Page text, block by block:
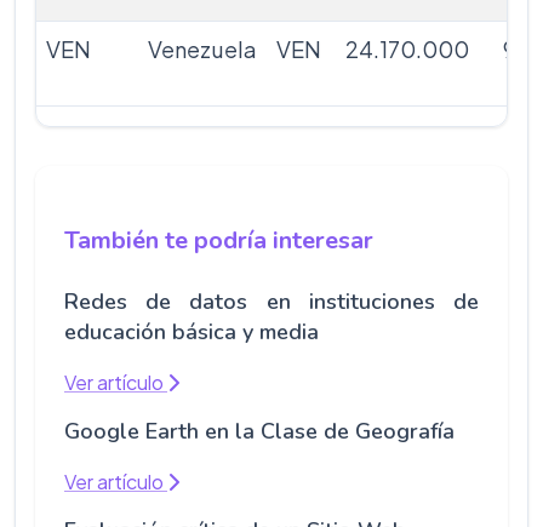
VEN Venezuela VEN 24.170.000
También te podría interesar
Redes de datos en instituciones de
educación básica y media
Ver artículo
Google Earth en la Clase de Geografía
Ver artículo